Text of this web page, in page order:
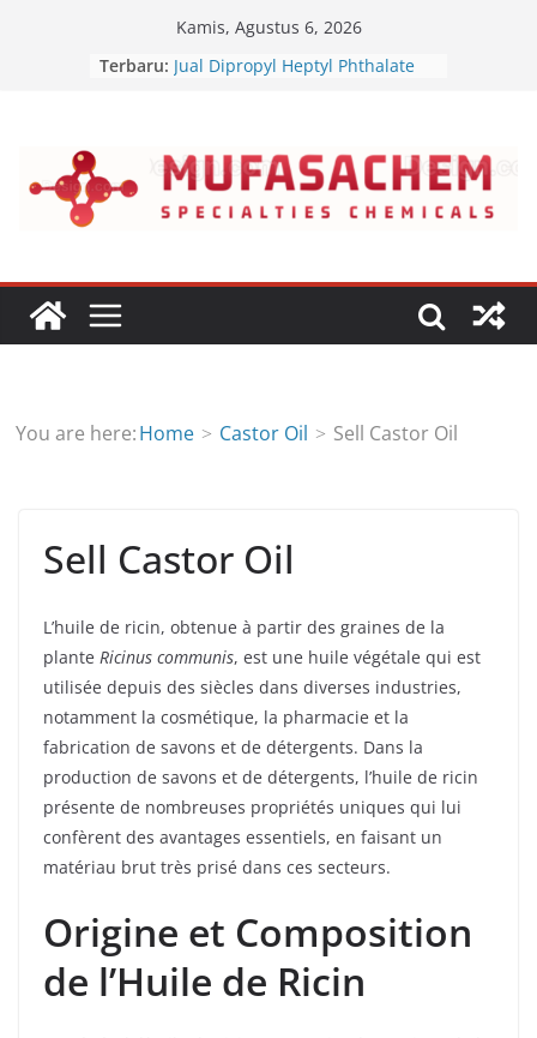
Kamis, Agustus 6, 2026
Terbaru: Jual Dipropyl Heptyl Phthalate
Jual Polyether Polyol
You are here:Home Castor Oil Sell Castor Oil
Sell Castor Oil
L’huile de ricin, obtenue à partir des graines de la
plante Ricinus communis, est une huile végétale qui est
utilisée depuis des siècles dans diverses industries,
notamment la cosmétique, la pharmacie et la
fabrication de savons et de détergents. Dans la
production de savons et de détergents, l’huile de ricin
présente de nombreuses propriétés uniques qui lui
confèrent des avantages essentiels, en faisant un
matériau brut très prisé dans ces secteurs.
Origine et Composition
de l’Huile de Ricin